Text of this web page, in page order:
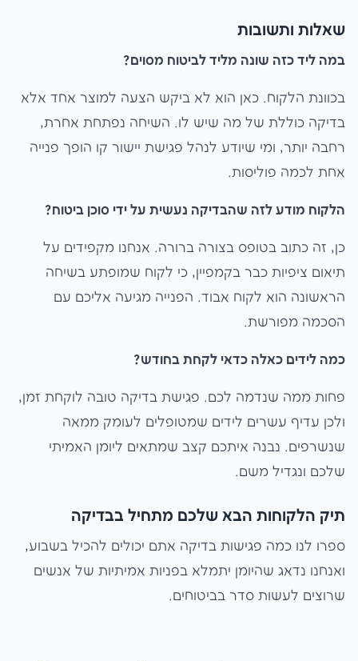
שאלות ותשובות
במה ליד כזה שונה מליד לביטוח מסוים?
בכוונת הלקוח. כאן הוא לא ביקש הצעה למוצר אחד אלא
בדיקה כוללת של מה שיש לו. השיחה נפתחת אחרת,
רחבה יותר, ומי שיודע לנהל פגישת יישור קו הופך פנייה
אחת לכמה פוליסות.
הלקוח מודע לזה שהבדיקה נעשית על ידי סוכן ביטוח?
כן, זה כתוב בטופס בצורה ברורה. אנחנו מקפידים על
תיאום ציפיות כבר בקמפיין, כי לקוח שמופתע בשיחה
הראשונה הוא לקוח אבוד. הפנייה מגיעה אליכם עם
הסכמה מפורשת.
כמה לידים כאלה כדאי לקחת בחודש?
פחות ממה שנדמה לכם. פגישת בדיקה טובה לוקחת זמן,
ולכן עדיף עשרים לידים שמטופלים לעומק ממאה
שנשרפים. נבנה איתכם קצב שמתאים ליומן האמיתי
שלכם ונגדיל משם.
תיק הלקוחות הבא שלכם מתחיל בבדיקה
ספרו לנו כמה פגישות בדיקה אתם יכולים להכיל בשבוע,
ואנחנו נדאג שהיומן יתמלא בפניות אמיתיות של אנשים
שרוצים לעשות סדר בביטוחים.